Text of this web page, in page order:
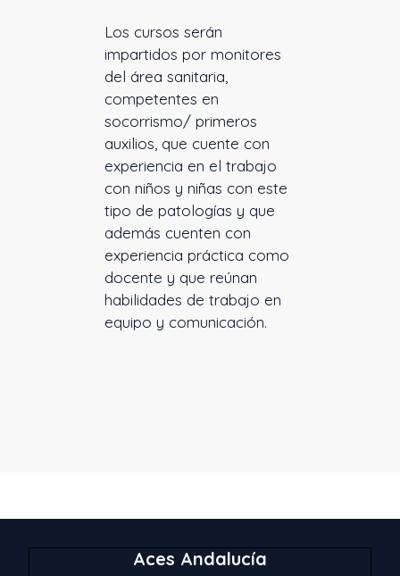
Los cursos serán
impartidos por monitores
del área sanitaria,
competentes en
socorrismo/ primeros
auxilios, que cuente con
experiencia en el trabajo
con niños y niñas con este
tipo de patologías y que
además cuenten con
experiencia práctica como
docente y que reúnan
habilidades de trabajo en
equipo y comunicación.
Aces Andalucía